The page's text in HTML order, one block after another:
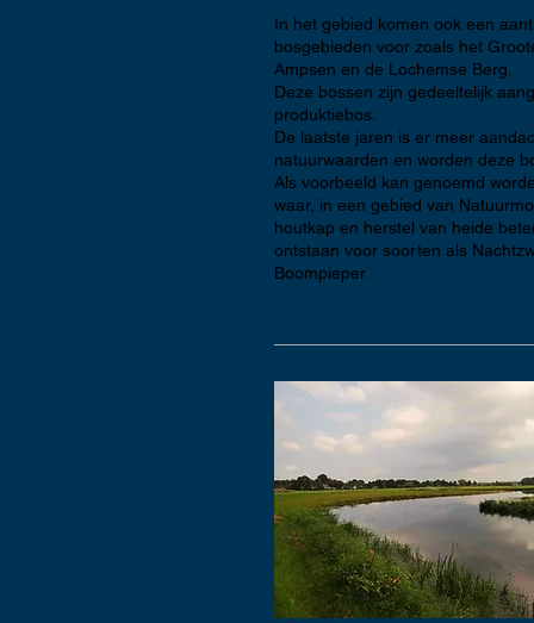
In het gebied komen ook een
bosgebieden voor zoals het
Ampsen en de Lochemse Berg.
Deze bossen zijn gedeeltelijk
produktiebos.
De laatste jaren is er meer
natuurwaarden en worden deze
Als voorbeeld kan genoemd
waar, in een gebied van
houtkap en herstel van heide
ontstaan voor soorten als
Boompieper.